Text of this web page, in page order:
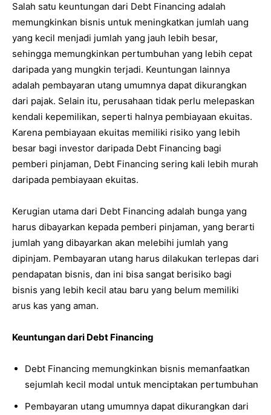
Salah satu keuntungan dari Debt Financing adalah
memungkinkan bisnis untuk meningkatkan jumlah uang
yang kecil menjadi jumlah yang jauh lebih besar,
sehingga memungkinkan pertumbuhan yang lebih cepat
daripada yang mungkin terjadi. Keuntungan lainnya
adalah pembayaran utang umumnya dapat dikurangkan
dari pajak. Selain itu, perusahaan tidak perlu melepaskan
kendali kepemilikan, seperti halnya pembiayaan ekuitas.
Karena pembiayaan ekuitas memiliki risiko yang lebih
besar bagi investor daripada Debt Financing bagi
pemberi pinjaman, Debt Financing sering kali lebih murah
daripada pembiayaan ekuitas.
Kerugian utama dari Debt Financing adalah bunga yang
harus dibayarkan kepada pemberi pinjaman, yang berarti
jumlah yang dibayarkan akan melebihi jumlah yang
dipinjam. Pembayaran utang harus dilakukan terlepas dari
pendapatan bisnis, dan ini bisa sangat berisiko bagi
bisnis yang lebih kecil atau baru yang belum memiliki
arus kas yang aman.
Keuntungan dari Debt Financing
Debt Financing memungkinkan bisnis memanfaatkan
sejumlah kecil modal untuk menciptakan pertumbuhan
Pembayaran utang umumnya dapat dikurangkan dari